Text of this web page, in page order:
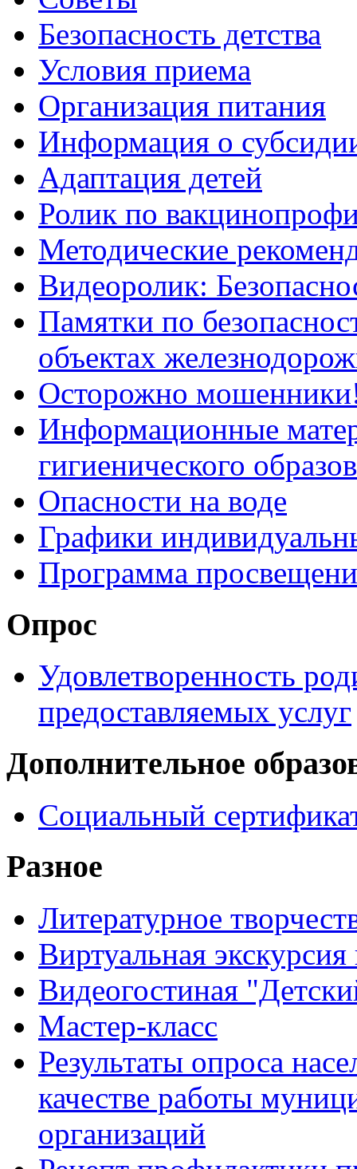
Безопасность детства
Условия приема
Организация питания
Информация о
Адаптация детей
Ролик по
Методические
Видеоролик:
Памятки по
объектах
Осторожно
Информационные
гигиенического
Опасности на воде
Графики
Программа
Опрос
Удовлетворенность
предоставляемых услуг
Дополнительное
Социальный
Разное
Литературное
Виртуальная
Видеогостиная
Мастер-класс
Результаты опроса
качестве работы
организаций